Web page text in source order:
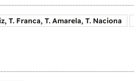
T. Franca, T. Amarela, T. Naciona